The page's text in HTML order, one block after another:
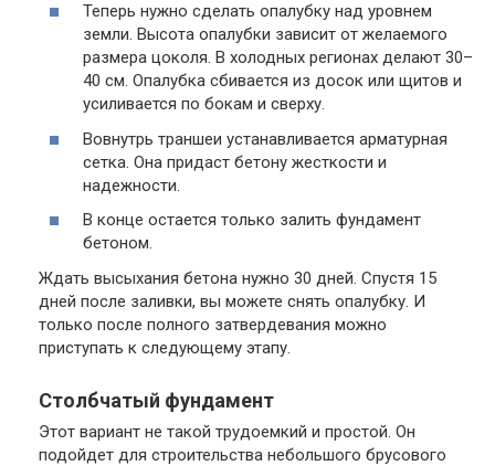
Теперь нужно сделать опалубку над уровнем
земли. Высота опалубки зависит от желаемого
размера цоколя. В холодных регионах делают 30–
40 см. Опалубка сбивается из досок или щитов и
усиливается по бокам и сверху.
Вовнутрь траншеи устанавливается арматурная
сетка. Она придаст бетону жесткости и
надежности.
В конце остается только залить фундамент
бетоном.
Ждать высыхания бетона нужно 30 дней. Спустя 15
дней после заливки, вы можете снять опалубку. И
только после полного затвердевания можно
приступать к следующему этапу.
Столбчатый фундамент
Этот вариант не такой трудоемкий и простой. Он
подойдет для строительства небольшого брусового